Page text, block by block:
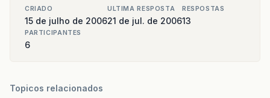
CRIADO
15 de julho de 2006
ULTIMA RESPOSTA
21 de jul. de 2006
RESPOSTAS
13
PARTICIPANTES
6
Topicos relacionados